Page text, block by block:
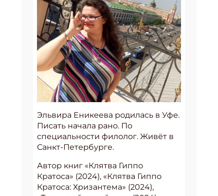
Эльвира Еникеева родилась в Уфе.
Писать начала рано. По
специальности филолог. Живёт в
Санкт-Петербурге.
Автор книг «Клятва Гиппо
Кратоса» (2024), «Клятва Гиппо
Кратоса: Хризантема» (2024),